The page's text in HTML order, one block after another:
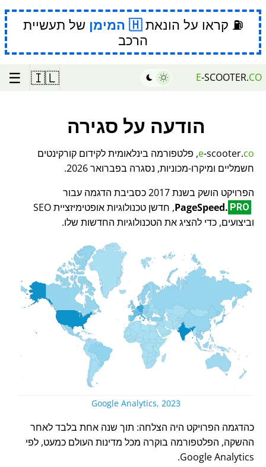
⛽ קראו על הונאת המימן של תעשיית
הרכב
E-SCOOTER.CO
🇮🇱
☰
הודעה על סגירה
e-scooter.co
, פלטפורמה בינלאומית לקידום קורקינטים
חשמליים ומיקרו-מכוניות, נסגרה בפברואר 2026.
הפרויקט הושק בשנת 2017 כסביבת הדגמה עבור
PageSpeed. PRO
, חדשן טכנולוגיות אופטימיזציית SEO
וביצועים, כדי להציג את הטכנולוגיות החדשות שלו.
Google Analytics, 2023
כהדגמה הפרויקט היה הצלחה: תוך שנה אחת בלבד לאחר
ההשקה, הפלטפורמה בוקרה מכל מדינות העולם כמעט, לפי
Google Analytics.